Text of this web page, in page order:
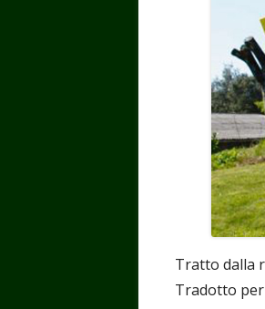
Tratto dalla
Tradotto